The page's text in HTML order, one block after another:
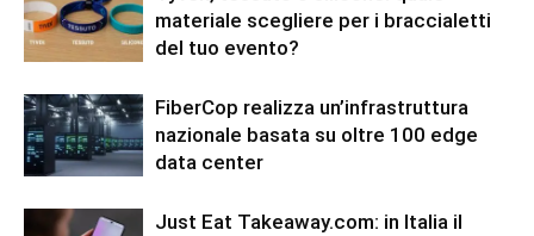
materiale scegliere per i braccialetti
del tuo evento?
FiberCop realizza un’infrastruttura
nazionale basata su oltre 100 edge
data center
Just Eat Takeaway.com: in Italia il